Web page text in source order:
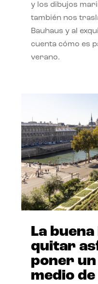
y los dibujos
también nos
Bauhaus y al
cuenta cómo es
verano.
La buena
quitar
poner
medio